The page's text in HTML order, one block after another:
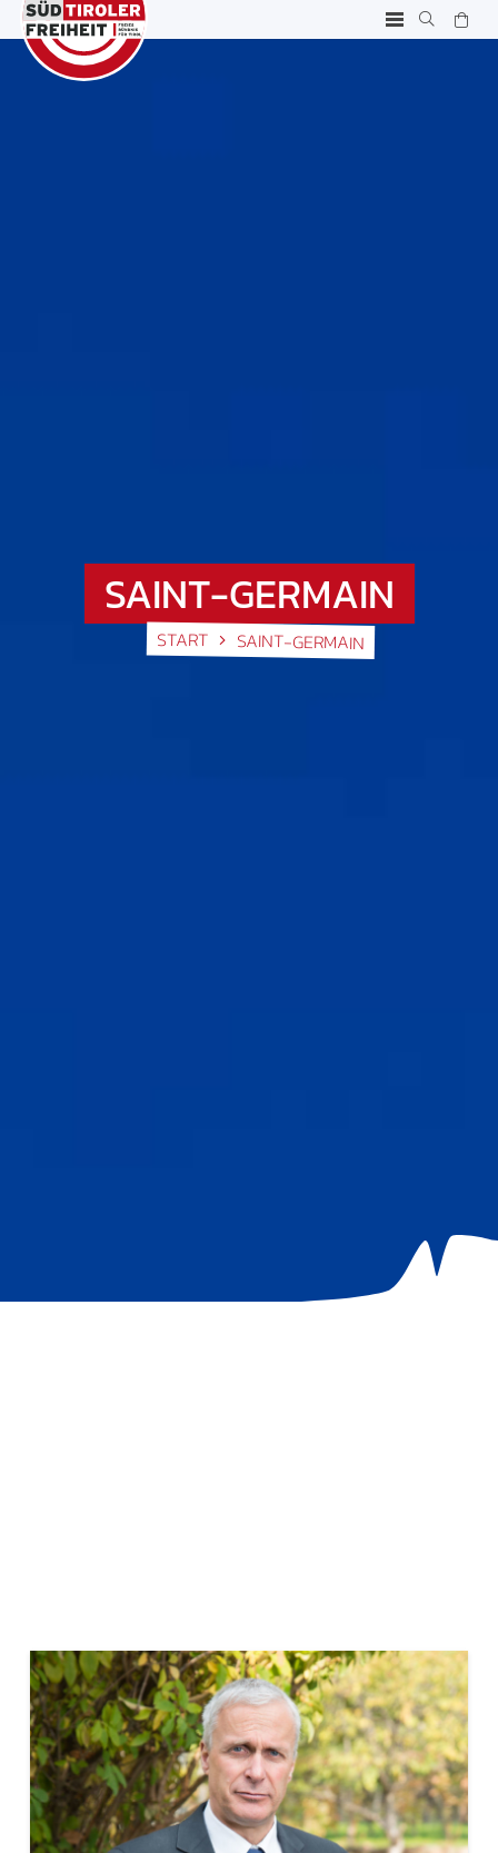
SAINT-GERMAIN
START SAINT-GERMAIN